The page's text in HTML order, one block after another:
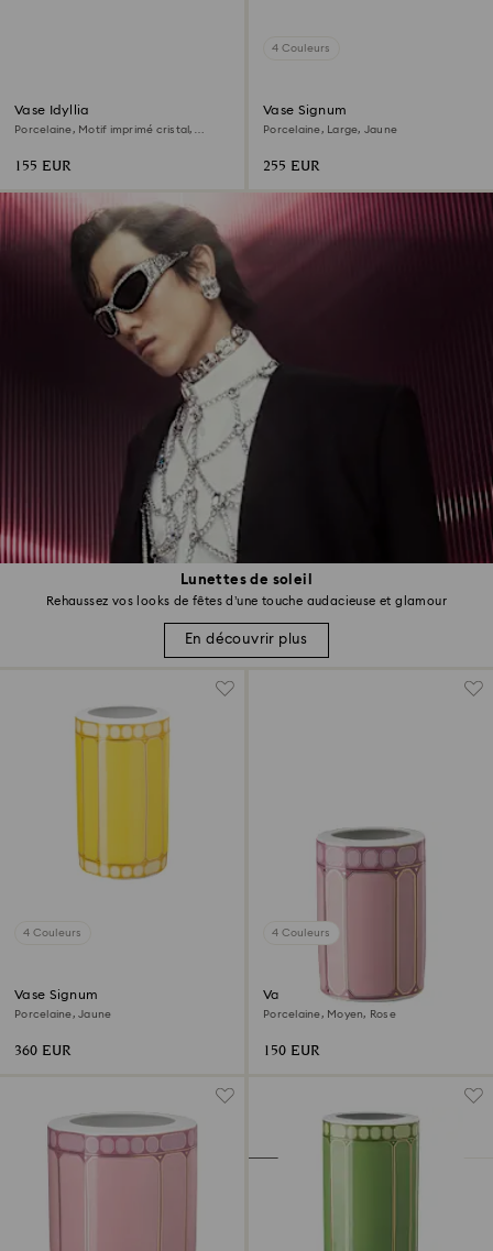
Vase Idyllia
Porcelaine, Motif imprimé cristal,
155 EUR
4 Couleurs
Vase Signum
Porcelaine, Large, Jaune
255 EUR
Lunettes de soleil
Rehaussez vos looks de fêtes d’une touche audacieuse et glamour
En découvrir plus
4 Couleurs
Vase Signum
Porcelaine, Jaune
360 EUR
4 Couleurs
Vase Signum
Porcelaine, Moyen, Rose
150 EUR